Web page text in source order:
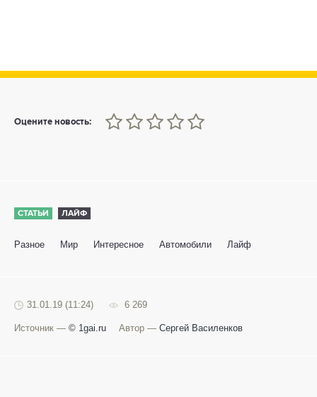
Оцените новость:
0
1 2 3 4 5
СТАТЬИ ЛАЙФ
Разное Мир Интересное Автомобили Лайф
31.01.19 (11:24) 6 269
Источник — © 1gai.ru Автор — Сергей Василенков